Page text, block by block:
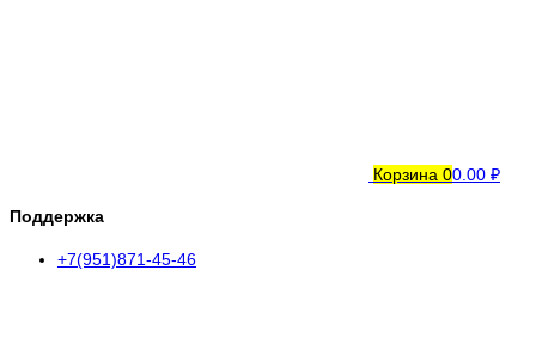
Корзина 00.00 ₽
Поддержка
+7(951)871-45-46